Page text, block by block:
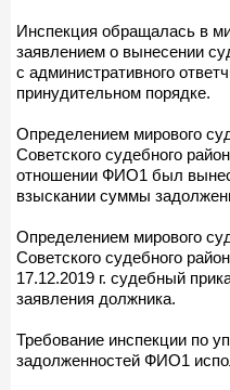
Инспекция обращалась в
заявлением о вынесении
с административного
принудительном порядке.
Определением мирового
Советского судебного
отношении ФИО1 был
взыскании суммы
Определением мирового
Советского судебного
17.12.2019 г. судебный
заявления должника.
Требование инспекции по
задолженностей ФИО1